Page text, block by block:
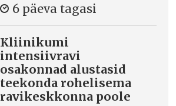
6 päeva tagasi
Kliinikumi
intensiivravi
osakonnad alustasid
teekonda rohelisema
ravikeskkonna poole